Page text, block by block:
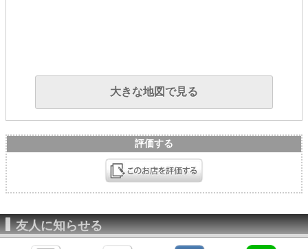
大きな地図で見る
評価する
友人に知らせる